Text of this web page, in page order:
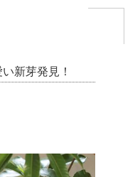
新芽発見！